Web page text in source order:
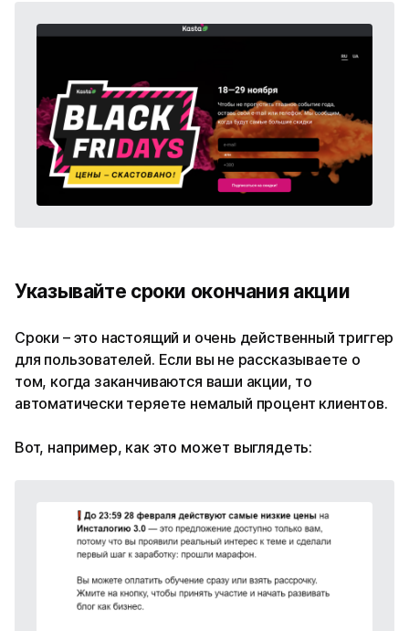
Указывайте сроки окончания акции
Сроки – это настоящий и очень действенный триггер
для пользователей. Если вы не рассказываете о
том, когда заканчиваются ваши акции, то
автоматически теряете немалый процент клиентов.
Вот, например, как это может выглядеть: